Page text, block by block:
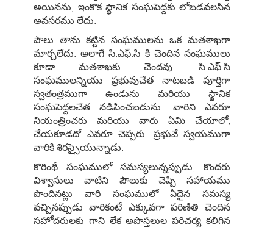
అయినను, ఇంకొక స్థానిక సంఘపెద్దకు లోబడవలసిన
అవసరము లేదు.
పౌలు తాను కట్టిన సంఘములను ఒక మతశాఖగా
మార్చలేదు. అలాగే సి.ఎఫ్.సి కి చెందిన సంఘములు
కూడా మతశాఖకు చెందవు. సి.ఎఫ్.సి
సంఘములన్నియు ప్రభువుచేత నాటబడి పూర్తిగా
స్వతంత్రముగా ఉండును మరియు స్థానిక
సంఘపెద్దలచేత నడిపించబడును. వారిని ఎవరూ
నియంత్రించరు మరియు వారు ఏమి చేయాలో,
చేయకూడదో ఎవరూ చెప్పరు. ప్రభువే స్వయముగా
వారికి శిరస్సైయున్నాడు.
కొరింథీ సంఘములో సమస్యలున్నప్పుడు, కొందరు
విశ్వాసులు వాటిని పౌలుకు చెప్పి సహాయము
పొందినట్లు వారి సంఘములో ఏదైన సమస్య
వచ్చినప్పుడు వారికంటే ఎక్కువగా పరిణితి చెందిన
సహోదరులకు గాని లేక అపొస్తలుల పరిచర్య కలిగిన